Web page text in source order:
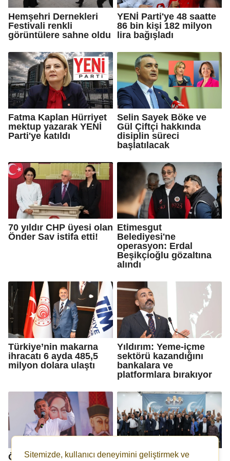
Hemşehri Dernekleri
Festivali renkli
görüntülere sahne oldu
YENİ Parti'ye 48 saatte
86 bin kişi 182 milyon
lira bağışladı
Fatma Kaplan Hürriyet
mektup yazarak YENİ
Parti'ye katıldı
Selin Sayek Böke ve
Gül Çiftçi hakkında
disiplin süreci
başlatılacak
70 yıldır CHP üyesi olan
Önder Sav istifa etti!
Etimesgut
Belediyesi'ne
operasyon: Erdal
Beşikçioğlu gözaltına
alındı
Türkiye’nin makarna
ihracatı 6 ayda 485,5
milyon dolara ulaştı
Yıldırım: Yeme-içme
sektörü kazandığını
bankalara ve
platformlara bırakıyor
Özgür Özel: Dönen
MHP Gaziantep'te ilçe
Sitemizde, kullanıcı deneyimini geliştirmek ve